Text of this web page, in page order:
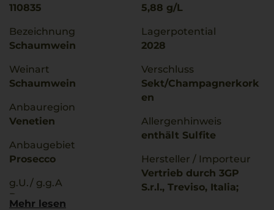
110835
Bezeichnung
Schaumwein
Weinart
Schaumwein
Anbauregion
Venetien
Anbaugebiet
Prosecco
g.U./ g.g.A
Prosecco
5,88 g/L
Lagerpotential
2028
Verschluss
Sekt/Champagnerkork
en
Allergenhinweis
enthält Sulfite
Hersteller / Importeur
Vertrieb durch 3GP
S.r.l., Treviso, Italia;
Mehr lesen